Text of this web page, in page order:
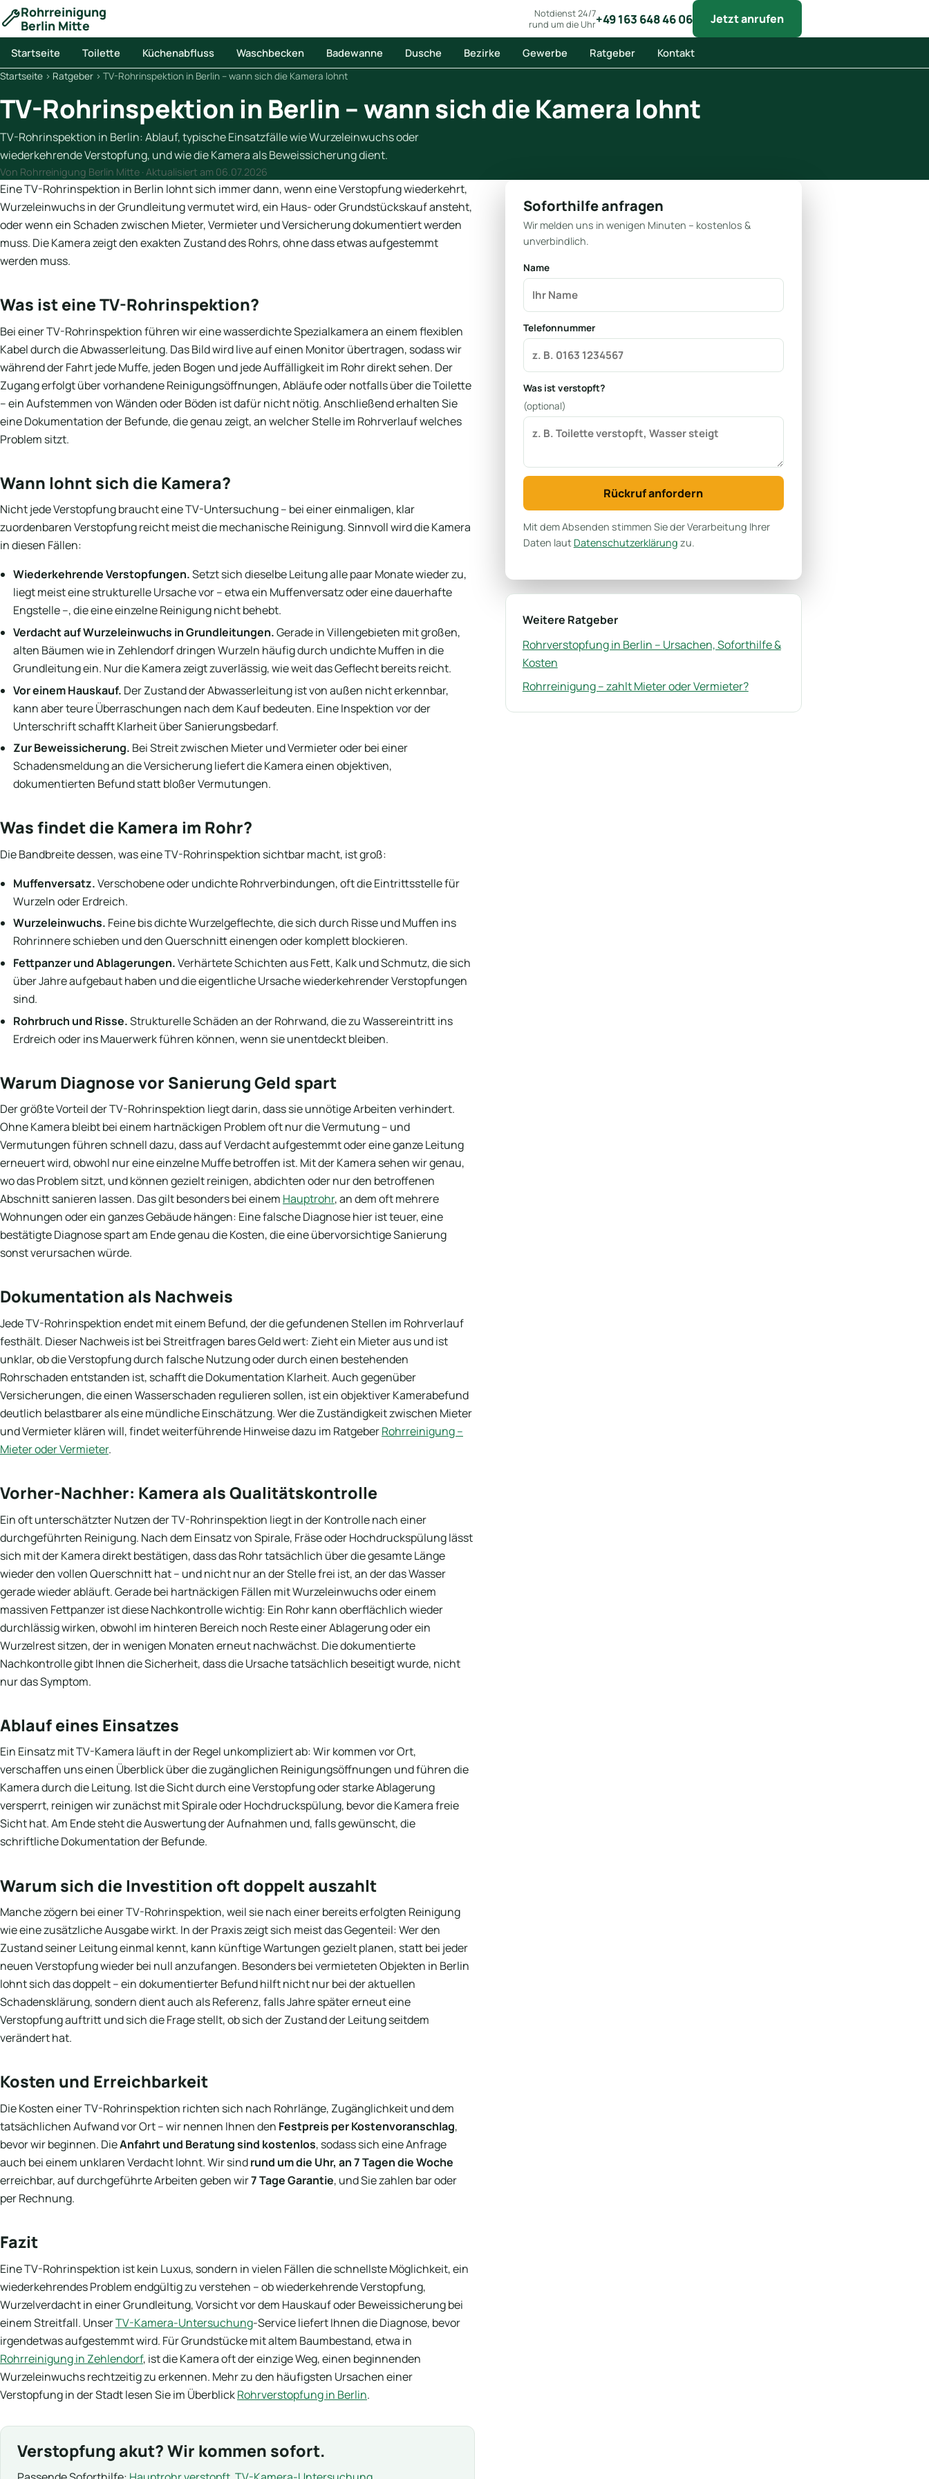
Rohrreinigung
Berlin Mitte
Notdienst 24/7
rund um die Uhr+49 163 648 46 06 Jetzt anrufen
Startseite Toilette Küchenabfluss Waschbecken Badewanne Dusche Bezirke Gewerbe Ratgeber Kontakt
Startseite › Ratgeber › TV-Rohrinspektion in Berlin – wann sich die Kamera lohnt
TV-Rohrinspektion in Berlin – wann sich die Kamera lohnt
TV-Rohrinspektion in Berlin: Ablauf, typische Einsatzfälle wie Wurzeleinwuchs oder
wiederkehrende Verstopfung, und wie die Kamera als Beweissicherung dient.
Von Rohrreinigung Berlin Mitte · Aktualisiert am 06.07.2026
Eine TV-Rohrinspektion in Berlin lohnt sich immer dann, wenn eine Verstopfung wiederkehrt,
Wurzeleinwuchs in der Grundleitung vermutet wird, ein Haus- oder Grundstückskauf ansteht,
oder wenn ein Schaden zwischen Mieter, Vermieter und Versicherung dokumentiert werden
muss. Die Kamera zeigt den exakten Zustand des Rohrs, ohne dass etwas aufgestemmt
werden muss.
Was ist eine TV-Rohrinspektion?
Bei einer TV-Rohrinspektion führen wir eine wasserdichte Spezialkamera an einem flexiblen
Kabel durch die Abwasserleitung. Das Bild wird live auf einen Monitor übertragen, sodass wir
während der Fahrt jede Muffe, jeden Bogen und jede Auffälligkeit im Rohr direkt sehen. Der
Zugang erfolgt über vorhandene Reinigungsöffnungen, Abläufe oder notfalls über die Toilette
– ein Aufstemmen von Wänden oder Böden ist dafür nicht nötig. Anschließend erhalten Sie
eine Dokumentation der Befunde, die genau zeigt, an welcher Stelle im Rohrverlauf welches
Problem sitzt.
Wann lohnt sich die Kamera?
Nicht jede Verstopfung braucht eine TV-Untersuchung – bei einer einmaligen, klar
zuordenbaren Verstopfung reicht meist die mechanische Reinigung. Sinnvoll wird die Kamera
in diesen Fällen:
Wiederkehrende Verstopfungen.Setzt sich dieselbe Leitung alle paar Monate wieder zu,
liegt meist eine strukturelle Ursache vor – etwa ein Muffenversatz oder eine dauerhafte
Engstelle –, die eine einzelne Reinigung nicht behebt.
Verdacht auf Wurzeleinwuchs in Grundleitungen.Gerade in Villengebieten mit großen,
alten Bäumen wie in Zehlendorf dringen Wurzeln häufig durch undichte Muffen in die
Grundleitung ein. Nur die Kamera zeigt zuverlässig, wie weit das Geflecht bereits reicht.
Vor einem Hauskauf. Der Zustand der Abwasserleitung ist von außen nicht erkennbar,
kann aber teure Überraschungen nach dem Kauf bedeuten. Eine Inspektion vor der
Unterschrift schafft Klarheit über Sanierungsbedarf.
Zur Beweissicherung. Bei Streit zwischen Mieter und Vermieter oder bei einer
Schadensmeldung an die Versicherung liefert die Kamera einen objektiven,
dokumentierten Befund statt bloßer Vermutungen.
Was findet die Kamera im Rohr?
Die Bandbreite dessen, was eine TV-Rohrinspektion sichtbar macht, ist groß:
Muffenversatz.Verschobene oder undichte Rohrverbindungen, oft die Eintrittsstelle für
Wurzeln oder Erdreich.
Wurzeleinwuchs. Feine bis dichte Wurzelgeflechte, die sich durch Risse und Muffen ins
Rohrinnere schieben und den Querschnitt einengen oder komplett blockieren.
Fettpanzer und Ablagerungen.Verhärtete Schichten aus Fett, Kalk und Schmutz, die sich
über Jahre aufgebaut haben und die eigentliche Ursache wiederkehrender Verstopfungen
sind.
Rohrbruch und Risse.Strukturelle Schäden an der Rohrwand, die zu Wassereintritt ins
Erdreich oder ins Mauerwerk führen können, wenn sie unentdeckt bleiben.
Warum Diagnose vor Sanierung Geld spart
Der größte Vorteil der TV-Rohrinspektion liegt darin, dass sie unnötige Arbeiten verhindert.
Ohne Kamera bleibt bei einem hartnäckigen Problem oft nur die Vermutung – und
Vermutungen führen schnell dazu, dass auf Verdacht aufgestemmt oder eine ganze Leitung
erneuert wird, obwohl nur eine einzelne Muffe betroffen ist. Mit der Kamera sehen wir genau,
wo das Problem sitzt, und können gezielt reinigen, abdichten oder nur den betroffenen
Abschnitt sanieren lassen. Das gilt besonders bei einem Hauptrohr, an dem oft mehrere
Wohnungen oder ein ganzes Gebäude hängen: Eine falsche Diagnose hier ist teuer, eine
bestätigte Diagnose spart am Ende genau die Kosten, die eine übervorsichtige Sanierung
sonst verursachen würde.
Dokumentation als Nachweis
Jede TV-Rohrinspektion endet mit einem Befund, der die gefundenen Stellen im Rohrverlauf
festhält. Dieser Nachweis ist bei Streitfragen bares Geld wert: Zieht ein Mieter aus und ist
unklar, ob die Verstopfung durch falsche Nutzung oder durch einen bestehenden
Rohrschaden entstanden ist, schafft die Dokumentation Klarheit. Auch gegenüber
Versicherungen, die einen Wasserschaden regulieren sollen, ist ein objektiver Kamerabefund
deutlich belastbarer als eine mündliche Einschätzung. Wer die Zuständigkeit zwischen Mieter
und Vermieter klären will, findet weiterführende Hinweise dazu im RatgeberRohrreinigung –
Mieter oder Vermieter.
Vorher-Nachher: Kamera als Qualitätskontrolle
Ein oft unterschätzter Nutzen der TV-Rohrinspektion liegt in der Kontrolle nach einer
durchgeführten Reinigung. Nach dem Einsatz von Spirale, Fräse oder Hochdruckspülung lässt
sich mit der Kamera direkt bestätigen, dass das Rohr tatsächlich über die gesamte Länge
wieder den vollen Querschnitt hat – und nicht nur an der Stelle frei ist, an der das Wasser
gerade wieder abläuft. Gerade bei hartnäckigen Fällen mit Wurzeleinwuchs oder einem
massiven Fettpanzer ist diese Nachkontrolle wichtig: Ein Rohr kann oberflächlich wieder
durchlässig wirken, obwohl im hinteren Bereich noch Reste einer Ablagerung oder ein
Wurzelrest sitzen, der in wenigen Monaten erneut nachwächst. Die dokumentierte
Nachkontrolle gibt Ihnen die Sicherheit, dass die Ursache tatsächlich beseitigt wurde, nicht
nur das Symptom.
Ablauf eines Einsatzes
Ein Einsatz mit TV-Kamera läuft in der Regel unkompliziert ab: Wir kommen vor Ort,
verschaffen uns einen Überblick über die zugänglichen Reinigungsöffnungen und führen die
Kamera durch die Leitung. Ist die Sicht durch eine Verstopfung oder starke Ablagerung
versperrt, reinigen wir zunächst mit Spirale oder Hochdruckspülung, bevor die Kamera freie
Sicht hat. Am Ende steht die Auswertung der Aufnahmen und, falls gewünscht, die
schriftliche Dokumentation der Befunde.
Warum sich die Investition oft doppelt auszahlt
Manche zögern bei einer TV-Rohrinspektion, weil sie nach einer bereits erfolgten Reinigung
wie eine zusätzliche Ausgabe wirkt. In der Praxis zeigt sich meist das Gegenteil: Wer den
Zustand seiner Leitung einmal kennt, kann künftige Wartungen gezielt planen, statt bei jeder
neuen Verstopfung wieder bei null anzufangen. Besonders bei vermieteten Objekten in Berlin
lohnt sich das doppelt – ein dokumentierter Befund hilft nicht nur bei der aktuellen
Schadensklärung, sondern dient auch als Referenz, falls Jahre später erneut eine
Verstopfung auftritt und sich die Frage stellt, ob sich der Zustand der Leitung seitdem
verändert hat.
Kosten und Erreichbarkeit
Die Kosten einer TV-Rohrinspektion richten sich nach Rohrlänge, Zugänglichkeit und dem
tatsächlichen Aufwand vor Ort – wir nennen Ihnen den Festpreis per Kostenvoranschlag,
bevor wir beginnen. DieAnfahrt und Beratung sind kostenlos, sodass sich eine Anfrage
auch bei einem unklaren Verdacht lohnt. Wir sindrund um die Uhr, an 7 Tagen die Woche
erreichbar, auf durchgeführte Arbeiten geben wir7 Tage Garantie, und Sie zahlen bar oder
per Rechnung.
Fazit
Eine TV-Rohrinspektion ist kein Luxus, sondern in vielen Fällen die schnellste Möglichkeit, ein
wiederkehrendes Problem endgültig zu verstehen – ob wiederkehrende Verstopfung,
Wurzelverdacht in einer Grundleitung, Vorsicht vor dem Hauskauf oder Beweissicherung bei
einem Streitfall. UnserTV-Kamera-Untersuchung-Service liefert Ihnen die Diagnose, bevor
irgendetwas aufgestemmt wird. Für Grundstücke mit altem Baumbestand, etwa in
Rohrreinigung in Zehlendorf, ist die Kamera oft der einzige Weg, einen beginnenden
Wurzeleinwuchs rechtzeitig zu erkennen. Mehr zu den häufigsten Ursachen einer
Verstopfung in der Stadt lesen Sie im ÜberblickRohrverstopfung in Berlin.
Verstopfung akut? Wir kommen sofort.
Soforthilfe anfragen
Wir melden uns in wenigen Minuten – kostenlos &
unverbindlich.
Name
Telefonnummer
Was ist verstopft?
(optional)
Rückruf anfordern
Mit dem Absenden stimmen Sie der Verarbeitung Ihrer
Daten laut Datenschutzerklärung zu.
Weitere Ratgeber
Rohrverstopfung in Berlin – Ursachen, Soforthilfe &
Kosten
Rohrreinigung – zahlt Mieter oder Vermieter?